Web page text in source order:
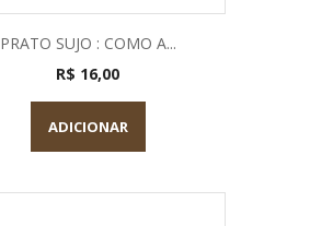
PRATO SUJO : COMO A...
R$ 16,00
ADICIONAR